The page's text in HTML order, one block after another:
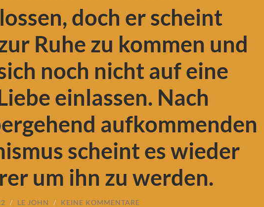
doch er scheint
Ruhe zu kommen und
noch nicht auf eine
einlassen. Nach
aufkommenden
scheint es wieder
um ihn zu werden.
/ LE JOHN / KEINE KOMMENTARE